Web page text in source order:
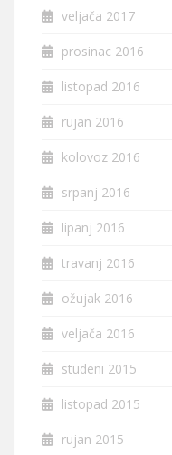
veljača 2017
prosinac 2016
listopad 2016
rujan 2016
kolovoz 2016
srpanj 2016
lipanj 2016
travanj 2016
ožujak 2016
veljača 2016
studeni 2015
listopad 2015
rujan 2015